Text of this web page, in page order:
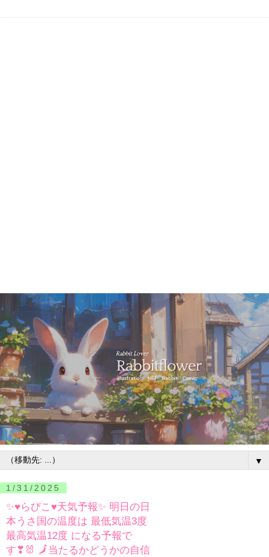
▼
1/31/2025
✨♥らびこ♥天気予報✨ 明日の日
本うさ国の温度は 最低気温3度
最高気温12度 になる予報で
す❣🐰 🗾当たるかどうかの自信